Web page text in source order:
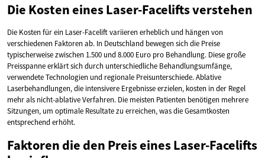
Die Kosten eines Laser-Facelifts verstehen
Die Kosten für ein Laser-Facelift variieren erheblich und hängen von
verschiedenen Faktoren ab. In Deutschland bewegen sich die Preise
typischerweise zwischen 1.500 und 8.000 Euro pro Behandlung. Diese große
Preisspanne erklärt sich durch unterschiedliche Behandlungsumfänge,
verwendete Technologien und regionale Preisunterschiede. Ablative
Laserbehandlungen, die intensivere Ergebnisse erzielen, kosten in der Regel
mehr als nicht-ablative Verfahren. Die meisten Patienten benötigen mehrere
Sitzungen, um optimale Resultate zu erreichen, was die Gesamtkosten
entsprechend erhöht.
Faktoren die den Preis eines Laser-Facelifts